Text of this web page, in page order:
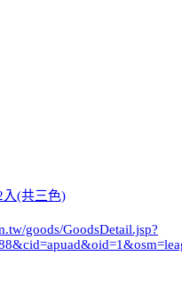
入(共三色)
goods/GoodsDetail.jsp?